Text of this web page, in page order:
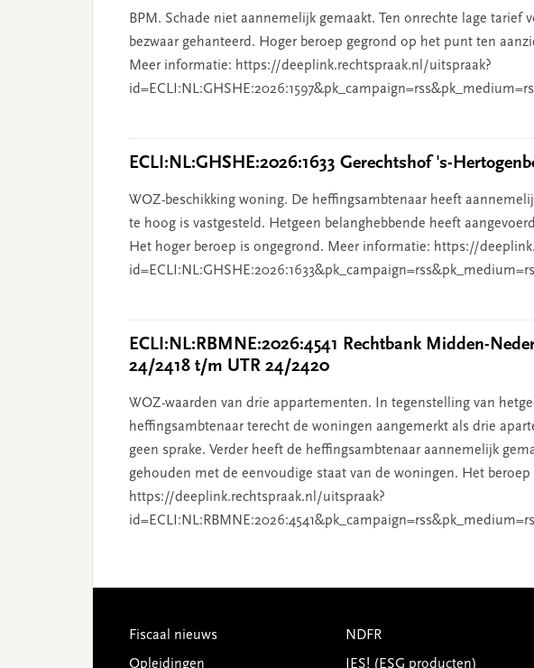
BPM. Schade niet aannemelijk gemaakt. Ten onrechte lage tarief
bezwaar gehanteerd. Hoger beroep gegrond op het punt ten
Meer informatie: https://deeplink.rechtspraak.nl/uitspraak?
ECLI:NL:GHSHE:2026:1633 Gerechtshof 's-
WOZ-beschikking woning. De heffingsambtenaar heeft
te hoog is vastgesteld. Hetgeen belanghebbende heeft
Het hoger beroep is ongegrond. Meer informatie: https://
ECLI:NL:RBMNE:2026:4541 Rechtbank Midden-
24/2418 t/m UTR 24/2420
WOZ-waarden van drie appartementen. In tegenstelling van
heffingsambtenaar terecht de woningen aangemerkt als drie
geen sprake. Verder heeft de heffingsambtenaar aannemelijk
gehouden met de eenvoudige staat van de woningen. Het
https://deeplink.rechtspraak.nl/uitspraak?
Footer
Fiscaal nieuws
Opleidingen
NDFR
JES! (ESG producten)